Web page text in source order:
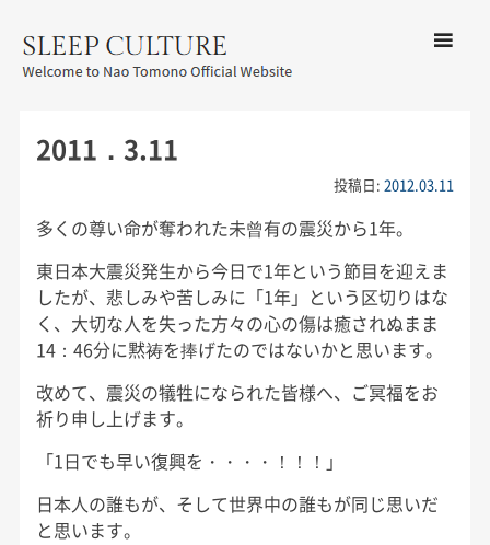
CULTURE
ー
ツへ移動
2011．3.11
投稿日:2012.03.11
多くの尊い命が奪われた未曾有の震災から1年。
東日本大震災発生から今日で1年という節目を迎えま
したが、悲しみや苦しみに「1年」という区切りはな
く、大切な人を失った方々の心の傷は癒されぬまま
14：46分に黙祷を捧げたのではないかと思います。
改めて、震災の犠牲になられた皆様へ、ご冥福をお
祈り申し上げます。
「1日でも早い復興を・・・・！！！」
日本人の誰もが、そして世界中の誰もが同じ思いだ
と思います。